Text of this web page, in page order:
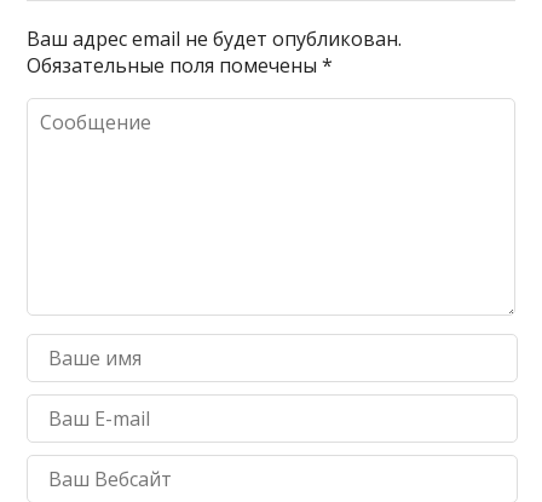
Ваш адрес email не будет опубликован.
Обязательные поля помечены*